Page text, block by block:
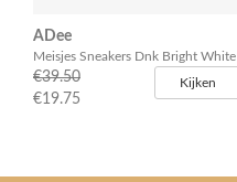
ADee
Meisjes Sneakers Dnk Bright White
€39.50
€19.75
Kijken